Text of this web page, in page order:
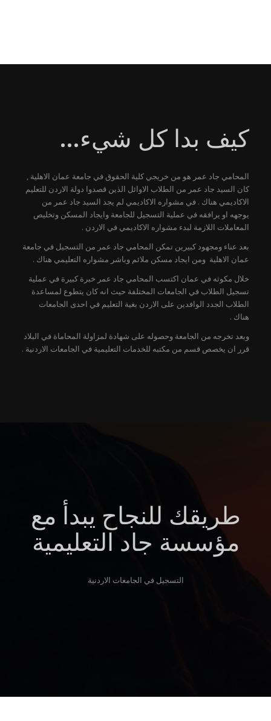
كيف بدا كل شيء…
المحامي جاد عمر هو من خريجي كلية الحقوق في جامعة عمان الاهلية ,
كان السيد جاد عمر من الطلاب الاوائل الذين قصدوا دولة الاردن للتعليم
الاكاديمي هناك . في مشواره الاكاديمي لم يجد السيد جاد عمر من
يوجهه او يرافقه في عملية التسجيل للجامعة وايجاد المسكن وتخليص
المعاملات اللازمة لبدء مشواره الاكاديمي في الاردن .
بعد عناء ومجهود كبيرين تمكن المحامي جاد عمر من التسجيل في جامعة
عمان الاهلية ومن ايجاد مسكن ملائم وباشر مشواره التعليمي هناك .
خلال مكوثه في عمان اكتسب المحامي جاد عمر خبرة كبيرة في عملية
تسجيل الطلاب في الجامعات المختلفة حيث انه كان يتطوع لمساعدة
الطلاب الجدد الوافدين على الاردن بغية التعليم في احدى الجامعات
هناك .
وبعد تخرجه من الجامعة وحصوله على شهادة لمزاولة المحاماة في البلاد
قرر ان يخصص قسم من مكتبه للخدمات التعليمية في الجامعات الاردنية .
طريقك للنجاح يبدأ مع
مؤسسة جاد التعليمية
التسجيل في الجامعات الاردنية